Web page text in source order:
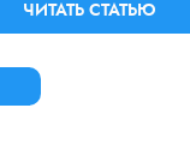
поверхности и
ЧИТАТЬ СТАТЬЮ